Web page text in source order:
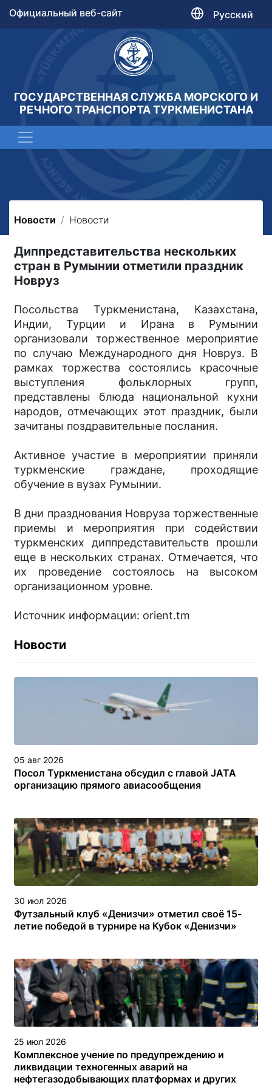
Официальный веб-сайт Русский
ГОСУДАРСТВЕННАЯ СЛУЖБА МОРСКОГО И
РЕЧНОГО ТРАНСПОРТА ТУРКМЕНИСТАНА
Новости Новости
Диппредставительства нескольких
стран в Румынии отметили праздник
Новруз
Посольства Туркменистана, Казахстана,
Индии, Турции и Ирана в Румынии
организовали торжественное мероприятие
по случаю Международного дня Новруз. В
рамках торжества состоялись красочные
выступления фольклорных групп,
представлены блюда национальной кухни
народов, отмечающих этот праздник, были
зачитаны поздравительные послания.
Активное участие в мероприятии приняли
туркменские граждане, проходящие
обучение в вузах Румынии.
В дни празднования Новруза торжественные
приемы и мероприятия при содействии
туркменских диппредставительств прошли
еще в нескольких странах. Отмечается, что
их проведение состоялось на высоком
организационном уровне.
Источник информации: orient.tm
Новости
05 авг 2026
Посол Туркменистана обсудил с главой JATA
организацию прямого авиасообщения
30 июл 2026
Футзальный клуб «Денизчи» отметил своё 15-
летие победой в турнире на Кубок «Денизчи»
25 июл 2026
Комплексное учение по предупреждению и
ликвидации техногенных аварий на
нефтегазодобывающих платформах и других